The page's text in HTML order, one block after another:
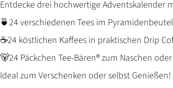
Entdecke drei hochwertige Adventskalender
🍵24 verschiedenen Tees im Pyramidenbeutel
☕24 köstlichen Kaffees in praktischen Drip
🐻24 Päckchen Tee-Bären® zum Naschen
Ideal zum Verschenken oder selbst Genießen!